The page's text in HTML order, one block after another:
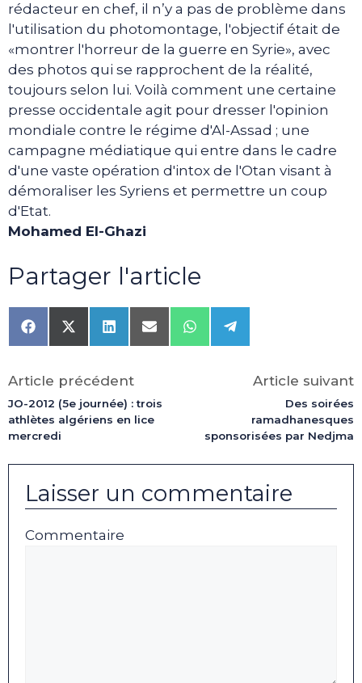
rédacteur en chef, il n’y a pas de problème dans
l'utilisation du photomontage, l'objectif était de
«montrer l'horreur de la guerre en Syrie», avec
des photos qui se rapprochent de la réalité,
toujours selon lui. Voilà comment une certaine
presse occidentale agit pour dresser l'opinion
mondiale contre le régime d'Al-Assad ; une
campagne médiatique qui entre dans le cadre
d'une vaste opération d'intox de l'Otan visant à
démoraliser les Syriens et permettre un coup
d'Etat.
Mohamed El-Ghazi
Partager l'article
Share
on
Share
on
(Twitter)
Share
on
Share
on
Share
on
Share
on
Article précédent
JO-2012 (5e journée) : trois
athlètes algériens en lice
mercredi
Article suivant
Des soirées
ramadhanesques
sponsorisées par Nedjma
Laisser un commentaire
Commentaire